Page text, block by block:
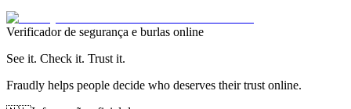
Verificador de segurança e burlas online
See it. Check it. Trust it.
Fraudly helps people decide who deserves their trust online.